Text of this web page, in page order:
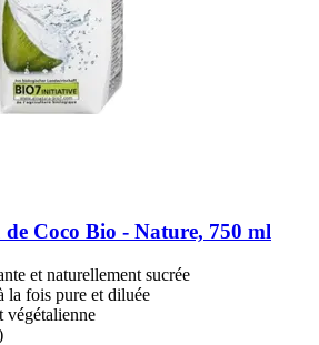
de Coco Bio -​ Nature, 750 ml
et naturellement sucrée
la fois pure et diluée
végétalienne